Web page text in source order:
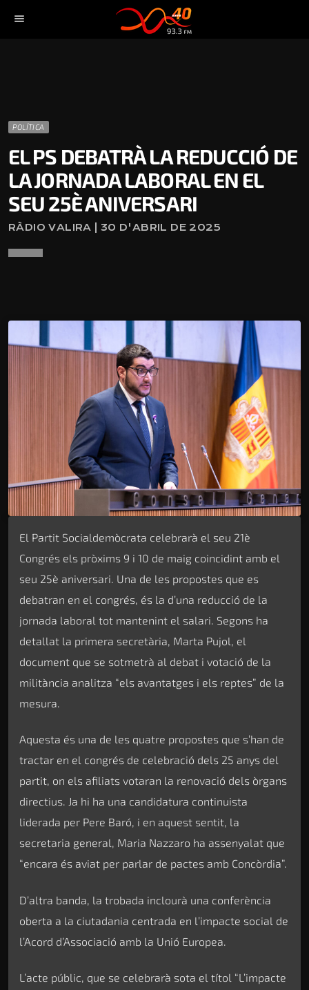
menu
POLÍTICA
EL PS DEBATRÀ LA REDUCCIÓ DE
LA JORNADA LABORAL EN EL
SEU 25È ANIVERSARI
RÀDIO VALIRA | 30 D'ABRIL DE 2025
El Partit Socialdemòcrata celebrarà el seu 21è
Congrés els pròxims 9 i 10 de maig coincidint amb el
seu 25è aniversari. Una de les propostes que es
debatran en el congrés, és la d’una reducció de la
jornada laboral tot mantenint el salari. Segons ha
detallat la primera secretària, Marta Pujol, el
document que se sotmetrà al debat i votació de la
militància analitza “els avantatges i els reptes” de la
mesura.
Aquesta és una de les quatre propostes que s’han de
tractar en el congrés de celebració dels 25 anys del
partit, on els afiliats votaran la renovació dels òrgans
directius. Ja hi ha una candidatura continuista
liderada per Pere Baró, i en aquest sentit, la
secretaria general, Maria Nazzaro ha assenyalat que
“encara és aviat per parlar de pactes amb Concòrdia”.
D’altra banda, la trobada inclourà una conferència
oberta a la ciutadania centrada en l’impacte social de
l’Acord d’Associació amb la Unió Europea.
L’acte públic, que se celebrarà sota el títol “L’impacte